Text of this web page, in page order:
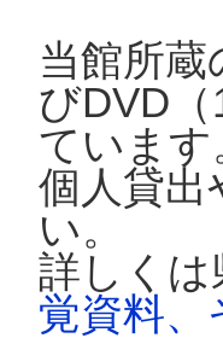
当館所
びDVD
ています
個人貸出
い。
詳しくは
覚資料